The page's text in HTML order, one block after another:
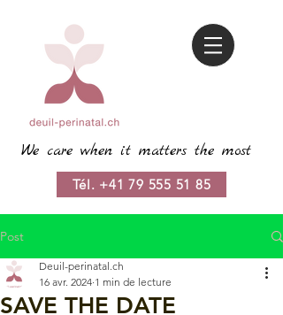
We care when it matters the most
Tél. +41 79 555 51 85
Post
SAVE THE DATE
Deuil-perinatal.ch
16 avr. 2024 1 min de lecture